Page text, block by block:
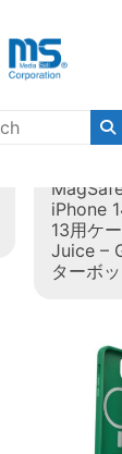
ド商
外輸入商品には
品」「機能的
iPhone
13用ケ
Juice –
ターボッ